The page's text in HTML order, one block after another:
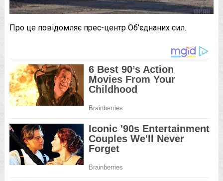
Про це повідомляє прес-центр Об’єднаних сил.